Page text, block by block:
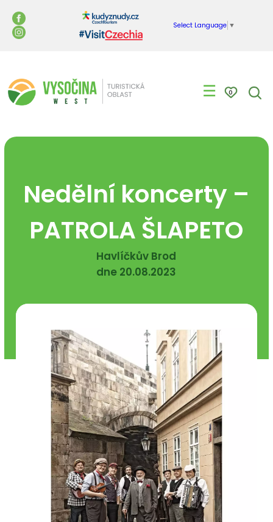
Select Language ▼
☰ 0
Nedělní koncerty –
PATROLA ŠLAPETO
Havlíčkův Brod
dne 20.08.2023